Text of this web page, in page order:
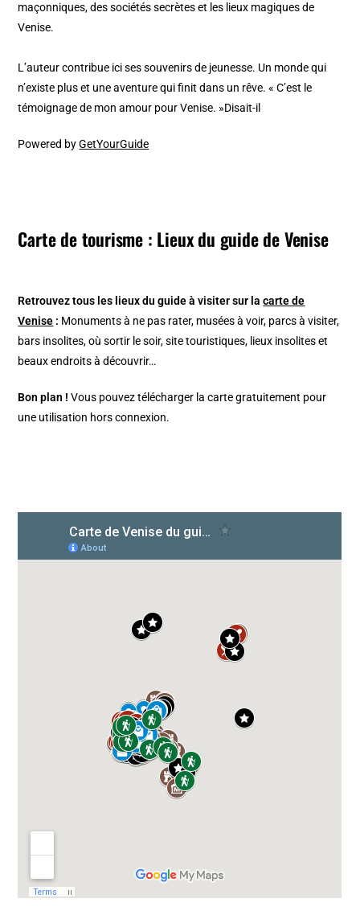
maçonniques, des sociétés secrètes et les lieux magiques de
Venise.
L’auteur contribue ici ses souvenirs de jeunesse. Un monde qui
n’existe plus et une aventure qui finit dans un rêve. « C’est le
témoignage de mon amour pour Venise. »Disait-il
Powered byGetYourGuide
Carte de tourisme : Lieux du guide de Venise
Retrouvez tous les lieux du guide à visiter sur lacarte de
Venise : Monuments à ne pas rater, musées à voir, parcs à visiter,
bars insolites, où sortir le soir, site touristiques, lieux insolites et
beaux endroits à découvrir…
Bon plan ! Vous pouvez télécharger la carte gratuitement pour
une utilisation hors connexion.